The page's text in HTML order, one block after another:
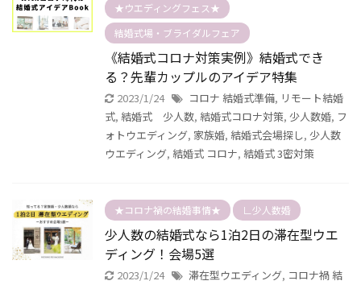
★ウエディングフェス★
結婚式場・ブライダルフェア
《結婚式コロナ対策実例》結婚式でき
る？先輩カップルのアイデア特集
2023/1/24 コロナ 結婚式準備, リモート結婚
式, 結婚式 少人数, 結婚式コロナ対策, 少人数婚, フ
ォトウエディング, 家族婚, 結婚式会場探し, 少人数
ウエディング, 結婚式 コロナ, 結婚式 3密対策
★コロナ禍の結婚事情★ ∟少人数婚
少人数の結婚式なら1泊2日の滞在型ウエ
ディング！会場5選
2023/1/24 滞在型ウエディング, コロナ禍 結